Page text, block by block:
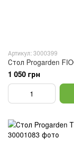
Артикул: 3000399
Стол Progarden
1 050 грн